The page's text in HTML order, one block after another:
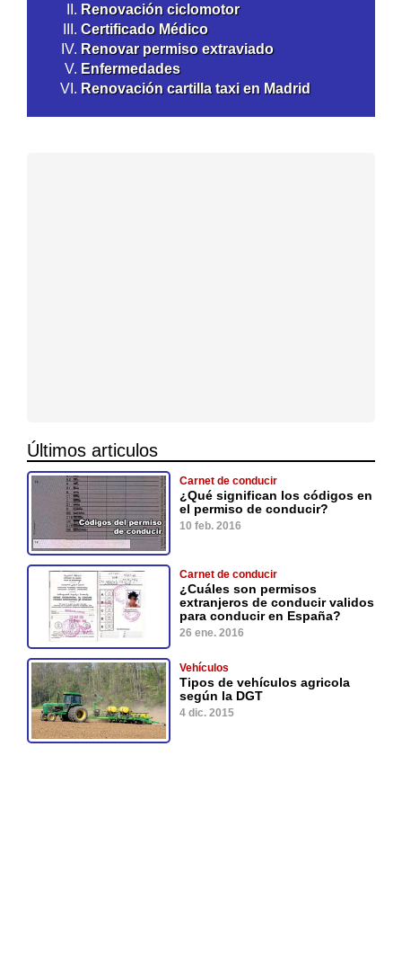
Renovación ciclomotor
Certificado Médico
Renovar permiso extraviado
Enfermedades
Renovación cartilla taxi en Madrid
Últimos articulos
Carnet de conducir
¿Qué significan los códigos en
el permiso de conducir?
10 feb. 2016
Carnet de conducir
¿Cuáles son permisos
extranjeros de conducir validos
para conducir en España?
26 ene. 2016
Vehículos
Tipos de vehículos agricola
según la DGT
4 dic. 2015